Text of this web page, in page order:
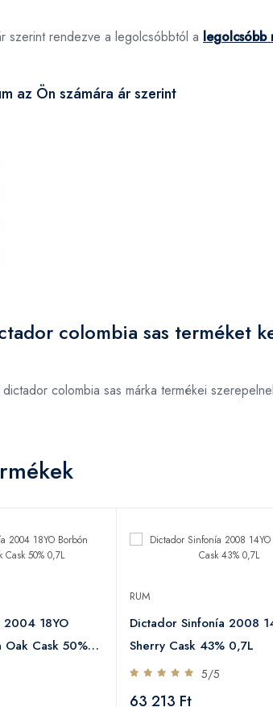
szerint rendezve a legolcsóbbtól a legolcsóbb
az Ön számára ár szerint
colombia sas terméket
colombia sas márka termékei
2004 18YO
Oak Cask 50%
RUM
Dictador Sinfonía 2008
Sherry Cask 43% 0,7L
5/5
63 213 Ft